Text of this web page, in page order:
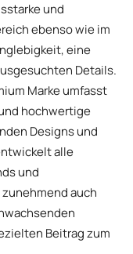
und
ebenso wie im
eine
Details.
Marke umfasst
hochwertige
Designs und
alle
und
auch
Beitrag zum